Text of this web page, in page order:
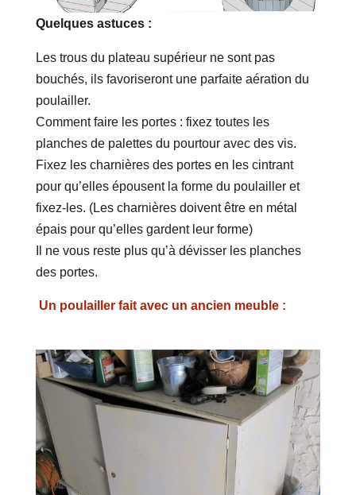
Quelques astuces :
Les trous du plateau supérieur ne sont pas
bouchés, ils favoriseront une parfaite aération du
poulailler.
Comment faire les portes : fixez toutes les
planches de palettes du pourtour avec des vis.
Fixez les charnières des portes en les cintrant
pour qu’elles épousent la forme du poulailler et
fixez-les. (Les charnières doivent être en métal
épais pour qu’elles gardent leur forme)
Il ne vous reste plus qu’à dévisser les planches
des portes.
Un poulailler fait avec un ancien meuble :